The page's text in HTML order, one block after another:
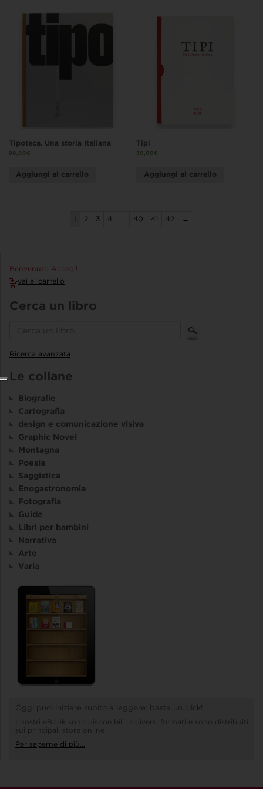
Tipoteca. Una storia Italiana
90,00€
Aggiungi al carrello
Tipi
30,00€
Aggiungi al carrello
2 3 4 … 40 41 42 →
Benvenuto Accedi!
vai al carrello
Cerca un libro
Ricerca avanzata
Le collane
Biografie
Cartografia
design e comunicazione visiva
Graphic Novel
Montagna
Poesia
Saggistica
Enogastronomia
Fotografia
Guide
Libri per bambini
Narrativa
Arte
Varia
Oggi puoi iniziare subito a leggere: basta un click!
I nostri eBook sono disponibili in diversi formati e sono distribuiti
sui principali store online
Per saperne di più...